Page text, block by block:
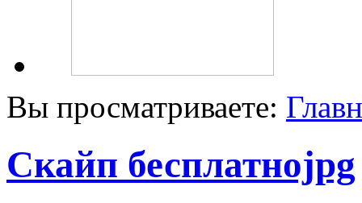
Вы просматриваете:
Скайп бесплатноjpg